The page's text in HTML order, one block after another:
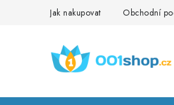
Jak nakupovat Obchodní